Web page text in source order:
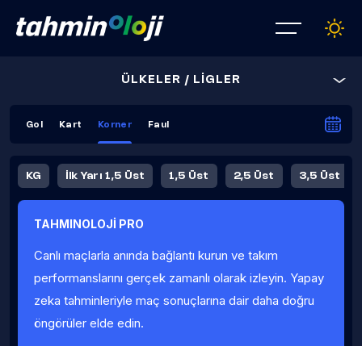
ÜLKELER / LİGLER
Gol Kart Korner Faul
KG İlk Yarı 1,5 Üst 1,5 Üst 2,5 Üst 3,5 Üst
Fauller Ortalama
TAHMINOLOJİ PRO
Canlı maçlarla anında bağlantı kurun ve takım
performanslarını gerçek zamanlı olarak izleyin. Yapay
zeka tahminleriyle maç sonuçlarına dair daha doğru
öngörüler elde edin.